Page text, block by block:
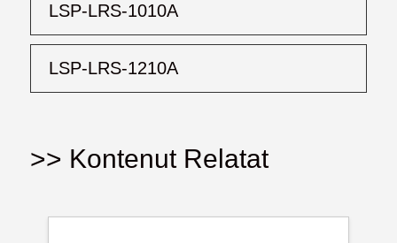
LSP-LRS-1010A
LSP-LRS-1210A
>> Kontenut Relatat